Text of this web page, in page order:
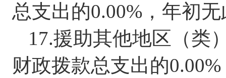
总支出的0.00%， 年初
17.援助其他地区（类
财政拨款总支出的0.00%